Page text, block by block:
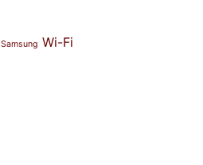
Samsung Wi-Fi